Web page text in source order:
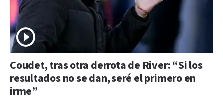
Coudet, tras otra derrota de River: “Si los
resultados no se dan, seré el primero en
irme”